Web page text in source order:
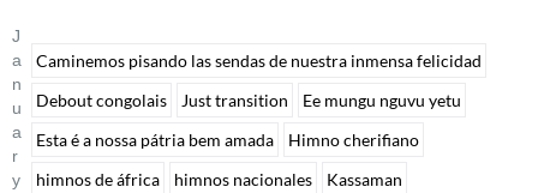
J
A
N
U
A
R
Y
Caminemos pisando las sendas de nuestra inmensa felicidad
Debout congolais
Just transition
Ee mungu nguvu yetu
Esta é a nossa pátria bem amada
Himno cherifiano
himnos de áfrica
himnos nacionales
Kassaman